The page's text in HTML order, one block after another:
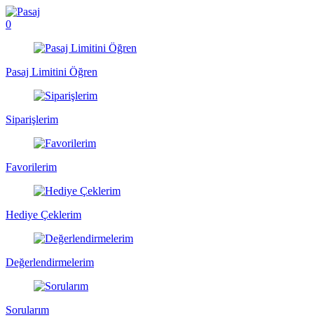
0
Pasaj Limitini Öğren
Siparişlerim
Favorilerim
Hediye Çeklerim
Değerlendirmelerim
Sorularım